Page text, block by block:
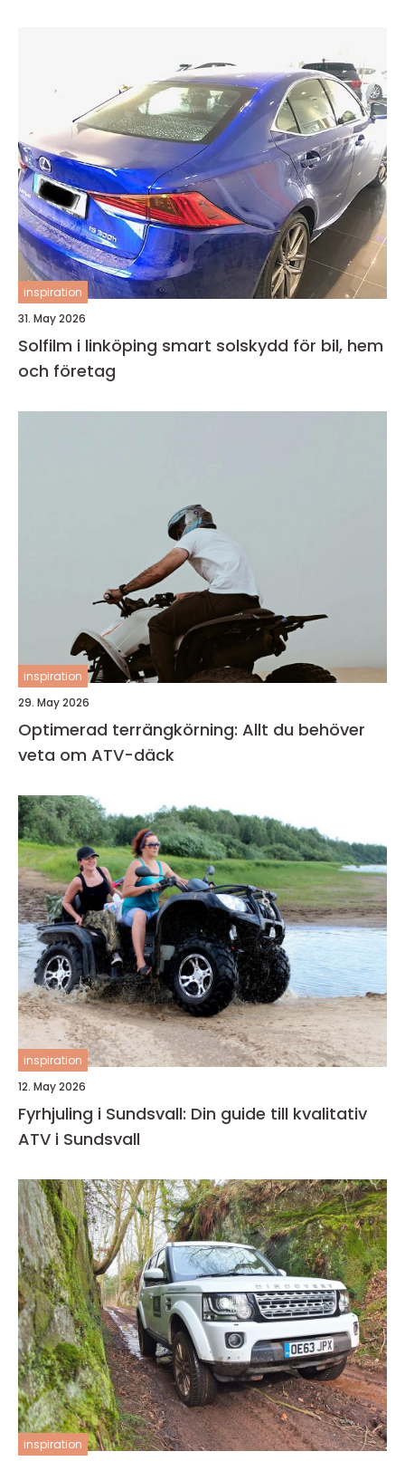
inspiration
31. May 2026
Solfilm i linköping smart solskydd för bil, hem
och företag
inspiration
29. May 2026
Optimerad terrängkörning: Allt du behöver
veta om ATV-däck
inspiration
12. May 2026
Fyrhjuling i Sundsvall: Din guide till kvalitativ
ATV i Sundsvall
inspiration